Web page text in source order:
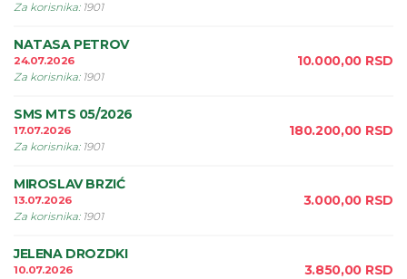
Za korisnika: 1901
NATASA PETROV
24.07.2026
Za korisnika: 1901
10.000,00 RSD
SMS MTS 05/2026
17.07.2026
Za korisnika: 1901
180.200,00 RSD
MIROSLAV BRZIĆ
13.07.2026
Za korisnika: 1901
3.000,00 RSD
JELENA DROZDKI
10.07.2026
3.850,00 RSD